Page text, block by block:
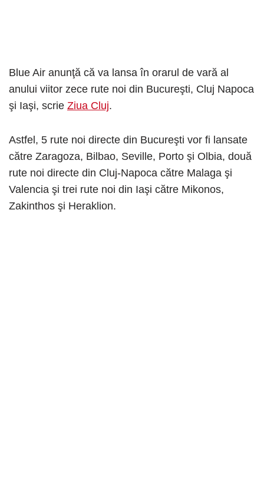
Blue Air anunţă că va lansa în orarul de vară al
anului viitor zece rute noi din Bucureşti, Cluj Napoca
şi Iaşi, scrie Ziua Cluj.
Astfel, 5 rute noi directe din Bucureşti vor fi lansate
către Zaragoza, Bilbao, Seville, Porto şi Olbia, două
rute noi directe din Cluj-Napoca către Malaga şi
Valencia şi trei rute noi din Iaşi către Mikonos,
Zakinthos şi Heraklion.